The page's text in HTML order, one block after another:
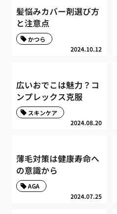
髪悩みカバー剤選び方
と注意点
2024.10.12
かつら
広いおでこは魅力？コ
ンプレックス克服
2024.08.20
スキンケア
薄毛対策は健康寿命へ
の意識から
2024.07.25
AGA